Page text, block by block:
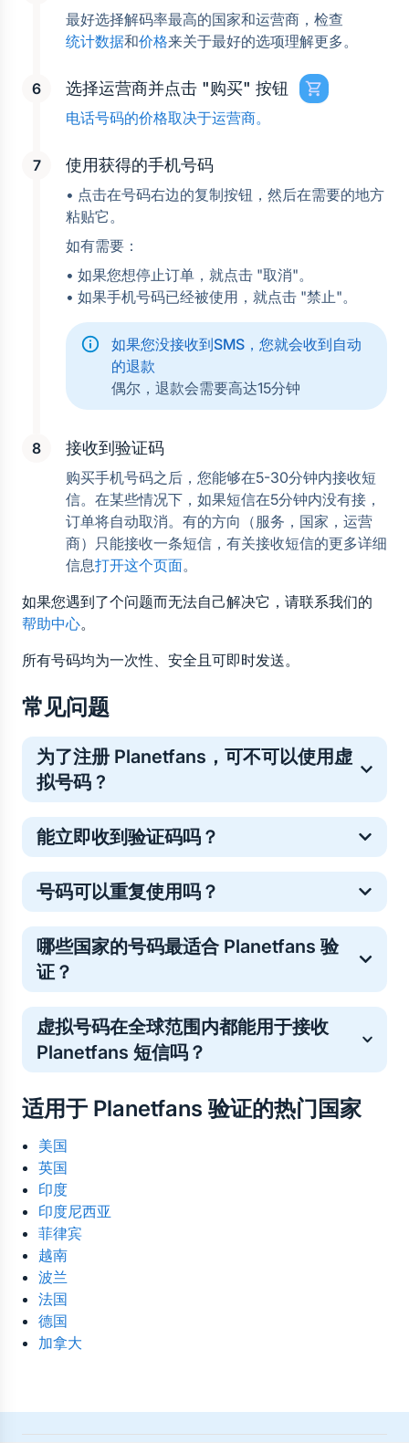
最好选择解码率最高的国家和运营商，检查
统计数据和价格来关于最好的选项理解更多。
选择运营商并点击 "购买" 按钮
电话号码的价格取决于运营商。
使用获得的手机号码
• 点击在号码右边的复制按钮，然后在需要的地方
粘贴它。
如有需要：
• 如果您想停止订单，就点击 "取消"。
• 如果手机号码已经被使用，就点击 "禁止"。
如果您没接收到SMS，您就会收到自动
的退款
偶尔，退款会需要高达15分钟
接收到验证码
购买手机号码之后，您能够在5-30分钟内接收短
信。在某些情况下，如果短信在5分钟内没有接，
订单将自动取消。有的方向（服务，国家，运营
商）只能接收一条短信，有关接收短信的更多详细
信息打开这个页面。
如果您遇到了个问题而无法自己解决它，请联系我们的
帮助中心。
所有号码均为一次性、安全且可即时发送。
常见问题
为了注册 Planetfans，可不可以使用虚
拟号码 ?
是的。虚拟号码常用于一次性在线验证，这是一种保护
个人手机号的常见安全方法。
能立即收到验证码吗？
多数 Planetfans 验证码会在几秒内送达，但少数情况
下可能略有延迟。如果未收到验证码请不必担心——号
码或选择其他运营商即可顺利完成验证。
号码可以重复使用吗？
临时号码仅支持单次验证。如需重复登录，你可以购买
新号码。
哪些国家的号码最适合 Planetfans 验
证？
验证号码的接收效果因地区而异，因此最佳选择取决于
当前的发送成功率和号码库存。您可以直接在 5SIM 上
查看各国及运营商的实时数据统计，了解当前哪些号码
对 Planetfans 的验证最有效。这有助于您在购买号码
前，选择最可靠的国家、运营商及价格。
虚拟号码在全球范围内都能用于接收
Planetfans 短信吗？
Planetfans 的验证码短信都会在线接收至您的控制面
板——无需实体 SIM 卡，也无地域限制。
适用于 Planetfans 验证的热门国家
美国
英国
印度
印度尼西亚
菲律宾
越南
波兰
法国
德国
加拿大